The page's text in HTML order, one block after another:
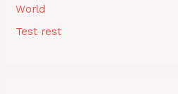
World
Test rest